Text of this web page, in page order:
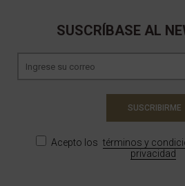
SUSCRÍBASE AL
SUSCRIBIRME
Acepto los términos y
privacidad